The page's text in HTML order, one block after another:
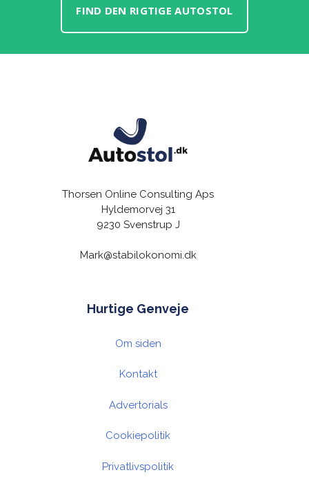
FIND DEN RIGTIGE AUTOSTOL
Thorsen Online Consulting Aps
Hyldemorvej 31
9230 Svenstrup J
Mark@stabilokonomi.dk
Hurtige Genveje
Om siden
Kontakt
Advertorials
Cookiepolitik
Privatlivspolitik